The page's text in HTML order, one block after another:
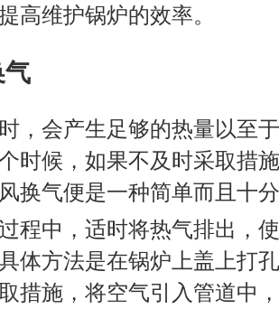
高维护锅炉的效率。
，会产生足够的热量以至
时候，如果不及时采取措
换气便是一种简单而且十
程中，适时将热气排出，
体方法是在锅炉上盖上打
措施，将空气引入管道中